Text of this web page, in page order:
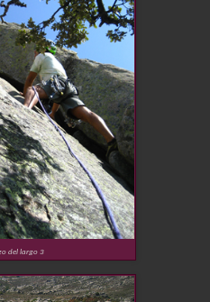
del largo 3